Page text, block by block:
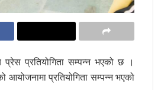
प्रेस प्रतियोगिता सम्पन्न भएको छ ।
प्रतियोगिता सम्पन्न भएको